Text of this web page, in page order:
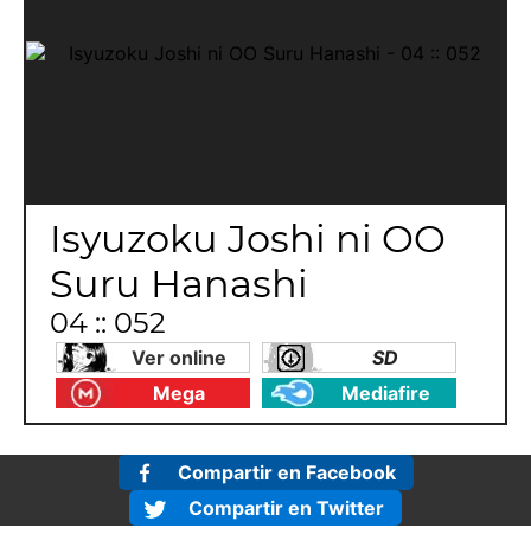
Isyuzoku Joshi ni OO
Suru Hanashi
04 :: 052
Ver online
SD
Mega
Mediafire
Compartir en Facebook
Compartir en Twitter